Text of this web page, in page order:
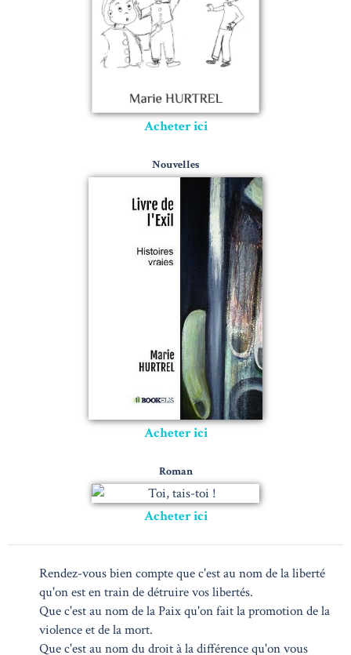
Acheter ici
Nouvelles
Acheter ici
Roman
Acheter ici
Rendez-vous bien compte que c'est au nom de la liberté
qu'on est en train de détruire vos libertés.
Que c'est au nom de la Paix qu'on fait la promotion de la
violence et de la mort.
Que c'est au nom du droit à la différence qu'on vous